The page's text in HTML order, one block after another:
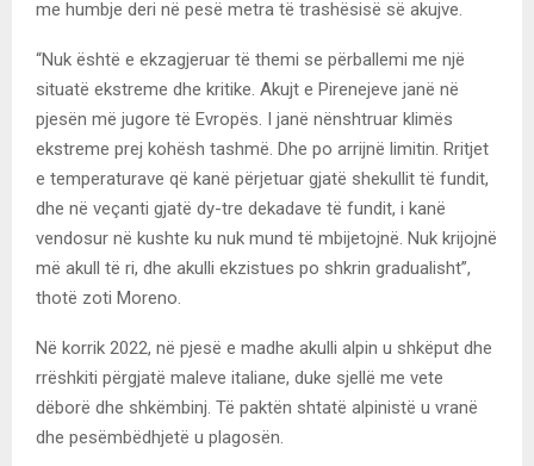
me humbje deri në pesë metra të trashësisë së akujve.
“Nuk është e ekzagjeruar të themi se përballemi me një
situatë ekstreme dhe kritike. Akujt e Pirenejeve janë në
pjesën më jugore të Evropës. I janë nënshtruar klimës
ekstreme prej kohësh tashmë. Dhe po arrijnë limitin. Rritjet
e temperaturave që kanë përjetuar gjatë shekullit të fundit,
dhe në veçanti gjatë dy-tre dekadave të fundit, i kanë
vendosur në kushte ku nuk mund të mbijetojnë. Nuk krijojnë
më akull të ri, dhe akulli ekzistues po shkrin gradualisht”,
thotë zoti Moreno.
Në korrik 2022, në pjesë e madhe akulli alpin u shkëput dhe
rrëshkiti përgjatë maleve italiane, duke sjellë me vete
dëborë dhe shkëmbinj. Të paktën shtatë alpinistë u vranë
dhe pesëmbëdhjetë u plagosën.